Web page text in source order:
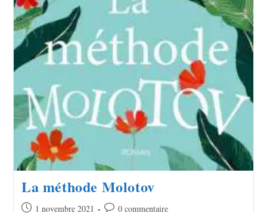
La méthode Molotov
1 novembre 2021 0 commentaire